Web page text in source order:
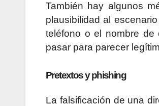
También hay algunos
plausibilidad al
teléfono o el nombre de
pasar para parecer
Pretextos y phishing
La falsificación de una